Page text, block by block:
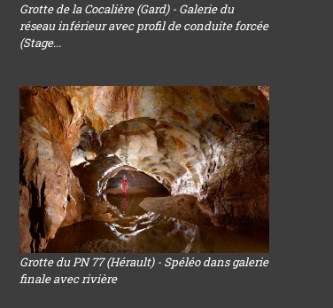
Grotte de la Cocalière (Gard) - Galerie du
réseau inférieur avec profil de conduite forcée
(Stage...
Grotte du PN 77 (Hérault) - Spéléo dans galerie
finale avec rivière